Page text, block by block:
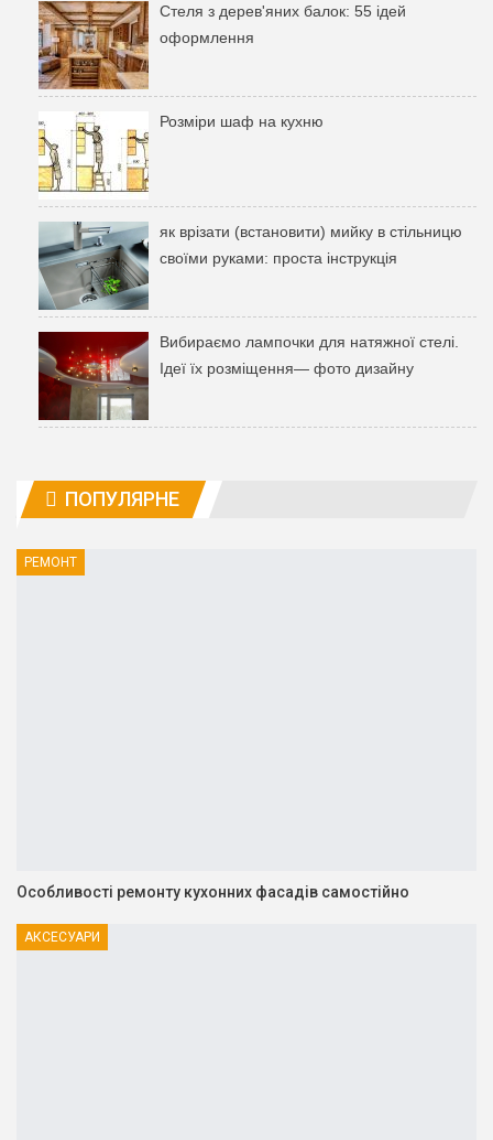
Стеля з дерев'яних балок: 55 ідей
оформлення
Розміри шаф на кухню
як врізати (встановити) мийку в стільницю
своїми руками: проста інструкція
Вибираємо лампочки для натяжної стелі.
Ідеї ​​їх розміщення— фото дизайну
ПОПУЛЯРНЕ
РЕМОНТ
Особливості ремонту кухонних фасадів самостійно
АКСЕСУАРИ